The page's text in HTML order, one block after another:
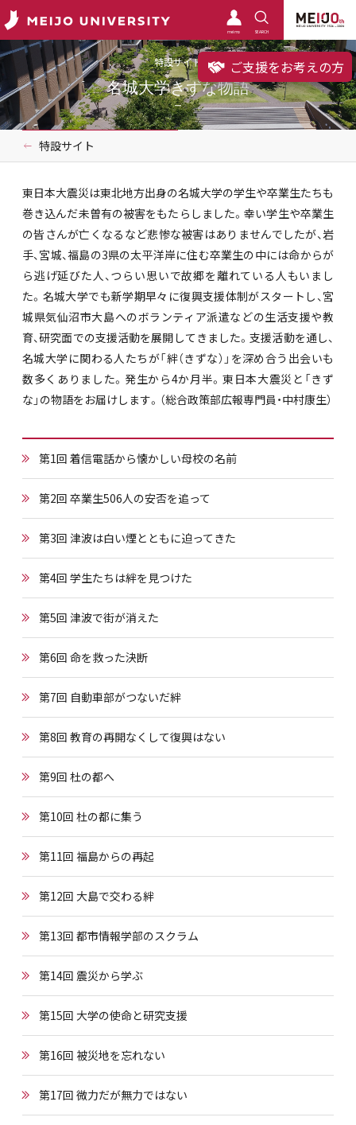
meimo SEARCH
ご支援をお考えの方
特設サイト
名城大学きずな物語
特設サイト
東日本大震災は東北地方出身の名城大学の学生や卒業生たちも
巻き込んだ未曽有の被害をもたらしました。幸い学生や卒業生
の皆さんが亡くなるなど悲惨な被害はありませんでしたが、岩
手、宮城、福島の3県の太平洋岸に住む卒業生の中には命からが
ら逃げ延びた人、つらい思いで故郷を離れている人もいまし
た。名城大学でも新学期早々に復興支援体制がスタートし、宮
城県気仙沼市大島へのボランティア派遣などの生活支援や教
育、研究面での支援活動を展開してきました。支援活動を通し、
名城大学に関わる人たちが「絆（きずな）」を深め合う出会いも
数多くありました。発生から4か月半。東日本大震災と「きず
な」の物語をお届けします。（総合政策部広報専門員・中村康生）
第1回 着信電話から懐かしい母校の名前
第2回 卒業生506人の安否を追って
第3回 津波は白い煙とともに迫ってきた
第4回 学生たちは絆を見つけた
第5回 津波で街が消えた
第6回 命を救った決断
第7回 自動車部がつないだ絆
第8回 教育の再開なくして復興はない
第9回 杜の都へ
第10回 杜の都に集う
第11回 福島からの再起
第12回 大島で交わる絆
第13回 都市情報学部のスクラム
第14回 震災から学ぶ
第15回 大学の使命と研究支援
第16回 被災地を忘れない
第17回 微力だが無力ではない